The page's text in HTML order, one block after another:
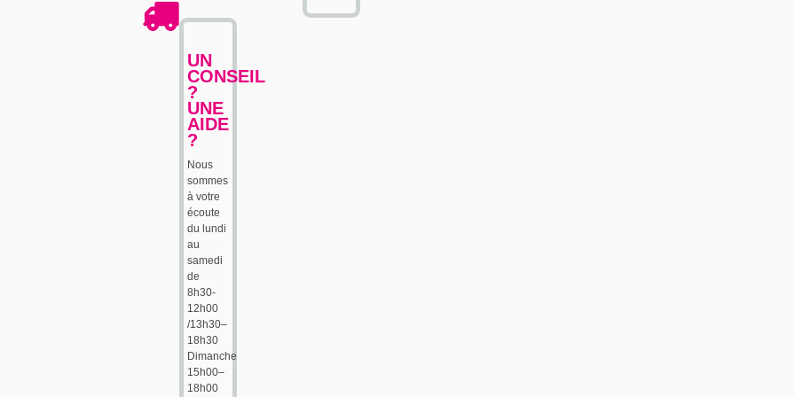
UN
CONSEIL
?
UNE
AIDE
?
Nous
sommes
à votre
écoute
du lundi
au
samedi
de
8h30-
12h00
/13h30–
18h30
Dimanche
15h00–
18h00